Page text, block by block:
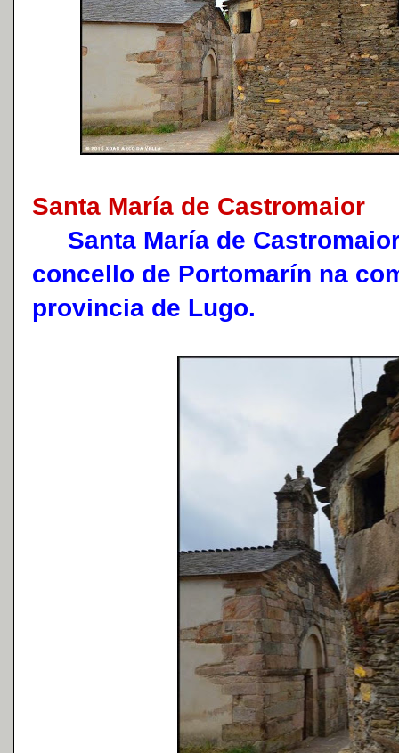
Santa María de Castromaior
Santa María de
concello de Portomarín na
provincia de Lugo.